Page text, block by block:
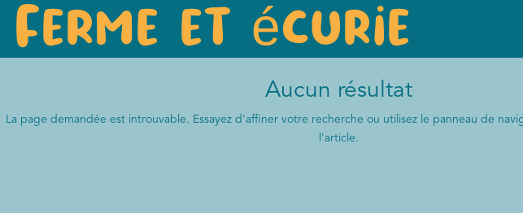
Ferme et écurie
Aucun résultat
La page demandée est introuvable. Essayez d'affiner votre recherche ou utilisez le panneau de
l'article.